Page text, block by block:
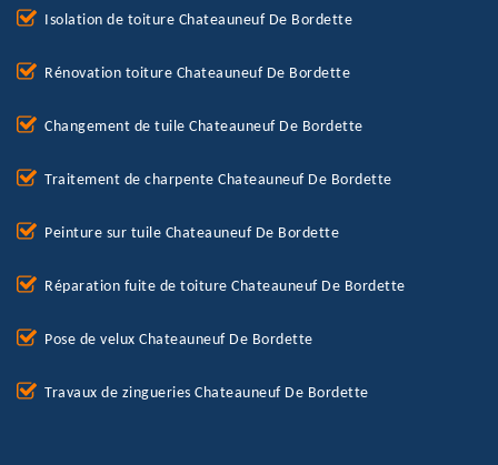
Isolation de toiture Chateauneuf De Bordette
Rénovation toiture Chateauneuf De Bordette
Changement de tuile Chateauneuf De Bordette
Traitement de charpente Chateauneuf De Bordette
Peinture sur tuile Chateauneuf De Bordette
Réparation fuite de toiture Chateauneuf De Bordette
Pose de velux Chateauneuf De Bordette
Travaux de zingueries Chateauneuf De Bordette